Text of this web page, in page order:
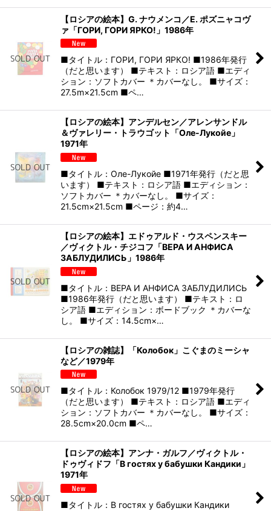
【ロシアの絵本】G. ナウメンコ／Е. ポズニャコヴ
ァ「ГОРИ, ГОРИ ЯРКО!」1986年
■タイトル：ГОРИ, ГОРИ ЯРКО! ■1986年発行
（だと思います） ■テキスト：ロシア語 ■エディ
ション：ソフトカバー ＊カバーなし。 ■サイズ：
27.5m×21.5cm ■ペ…
【ロシアの絵本】アンデルセン／アレンサンドル
＆ヴァレリー・トラウゴット「Оле-Лукойе」
1971年
■タイトル：Оле-Лукойе ■1971年発行（だと思
います） ■テキスト：ロシア語 ■エディション：
ソフトカバー ＊カバーなし。 ■サイズ：
21.5cm×21.5cm ■ページ：約4…
【ロシアの絵本】エドゥアルド・ウスペンスキー
／ヴィクトル・チジコフ「ВЕРА И АНФИСА
ЗАБЛУДИЛИСЬ」1986年
■タイトル：ВЕРА И АНФИСА ЗАБЛУДИЛИСЬ
■1986年発行（だと思います） ■テキスト：ロ
シア語 ■エディション：ボードブック ＊カバーな
し。 ■サイズ：14.5cm×…
【ロシアの雑誌】「Колобок」こぐまのミーシャ
など／1979年
■タイトル：Колобок 1979/12 ■1979年発行
（だと思います） ■テキスト：ロシア語 ■エディ
ション：ソフトカバー ＊カバーなし。 ■サイズ：
28.5cm×20.0cm ■ペ…
【ロシアの絵本】アンナ・ガルフ／ヴィクトル・
ドゥヴィドフ「В гостях у бабушки Кандики」
1971年
■タイトル：В гостях у бабушки Кандики